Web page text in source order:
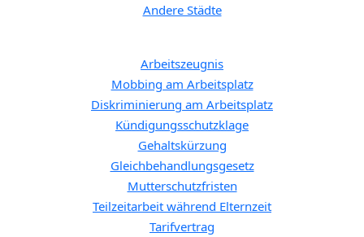
Andere Städte
Arbeitszeugnis
Mobbing am Arbeitsplatz
Diskriminierung am Arbeitsplatz
Kündigungsschutzklage
Gehaltskürzung
Gleichbehandlungsgesetz
Mutterschutzfristen
Teilzeitarbeit während Elternzeit
Tarifvertrag